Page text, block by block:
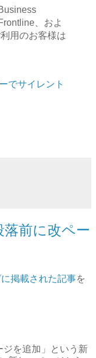
、およ
用のお客様は
でサイレント
前に改ペー
掲載された記事を
ジを追加」という新